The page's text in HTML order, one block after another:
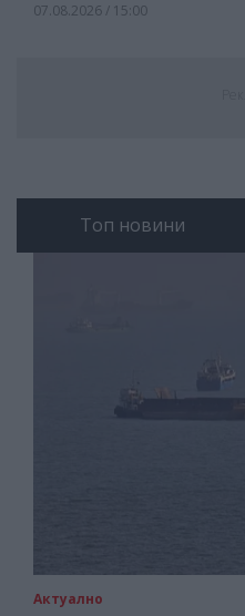
07.08.2026 / 15:00
Топ новини
Актуално